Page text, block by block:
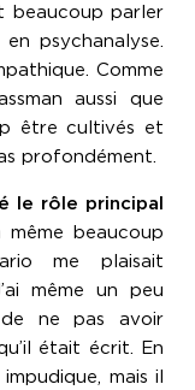
beaucoup parler
psychanalyse.
Comme
aussi que
être cultivés et
profondément.
le rôle principal
même beaucoup
me plaisait
même un peu
ne pas avoir
était écrit. En
mais il